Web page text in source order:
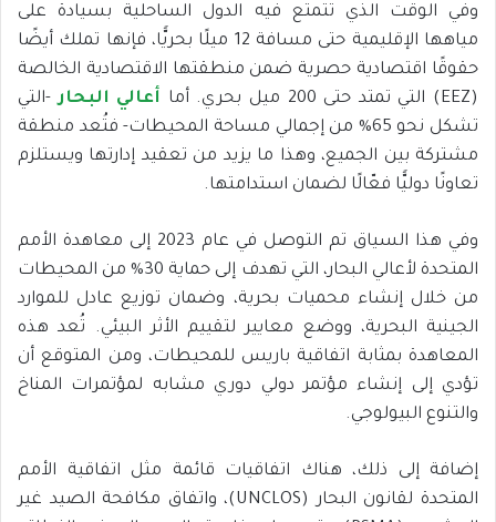
وفي الوقت الذي تتمتع فيه الدول الساحلية بسيادة على
مياهها الإقليمية حتى مسافة 12 ميلًا بحريًّا، فإنها تملك أيضًا
حقوقًا اقتصادية حصرية ضمن منطقتها الاقتصادية الخالصة
(EEZ) التي تمتد حتى 200 ميل بحري. أما
أعالي البحار-التي
تشكل نحو 65% من إجمالي مساحة المحيطات- فتُعد منطقة
مشتركة بين الجميع، وهذا ما يزيد من تعقيد إدارتها ويستلزم
تعاونًا دوليًّا فعّالًا لضمان استدامتها.
وفي هذا السياق تم التوصل في عام 2023 إلى معاهدة الأمم
المتحدة لأعالي البحار، التي تهدف إلى حماية 30% من المحيطات
من خلال إنشاء محميات بحرية، وضمان توزيع عادل للموارد
الجينية البحرية، ووضع معايير لتقييم الأثر البيئي. تُعد هذه
المعاهدة بمثابة اتفاقية باريس للمحيطات، ومن المتوقع أن
تؤدي إلى إنشاء مؤتمر دولي دوري مشابه لمؤتمرات المناخ
والتنوع البيولوجي.
إضافة إلى ذلك، هناك اتفاقيات قائمة مثل اتفاقية الأمم
المتحدة لقانون البحار (UNCLOS)، واتفاق مكافحة الصيد غير